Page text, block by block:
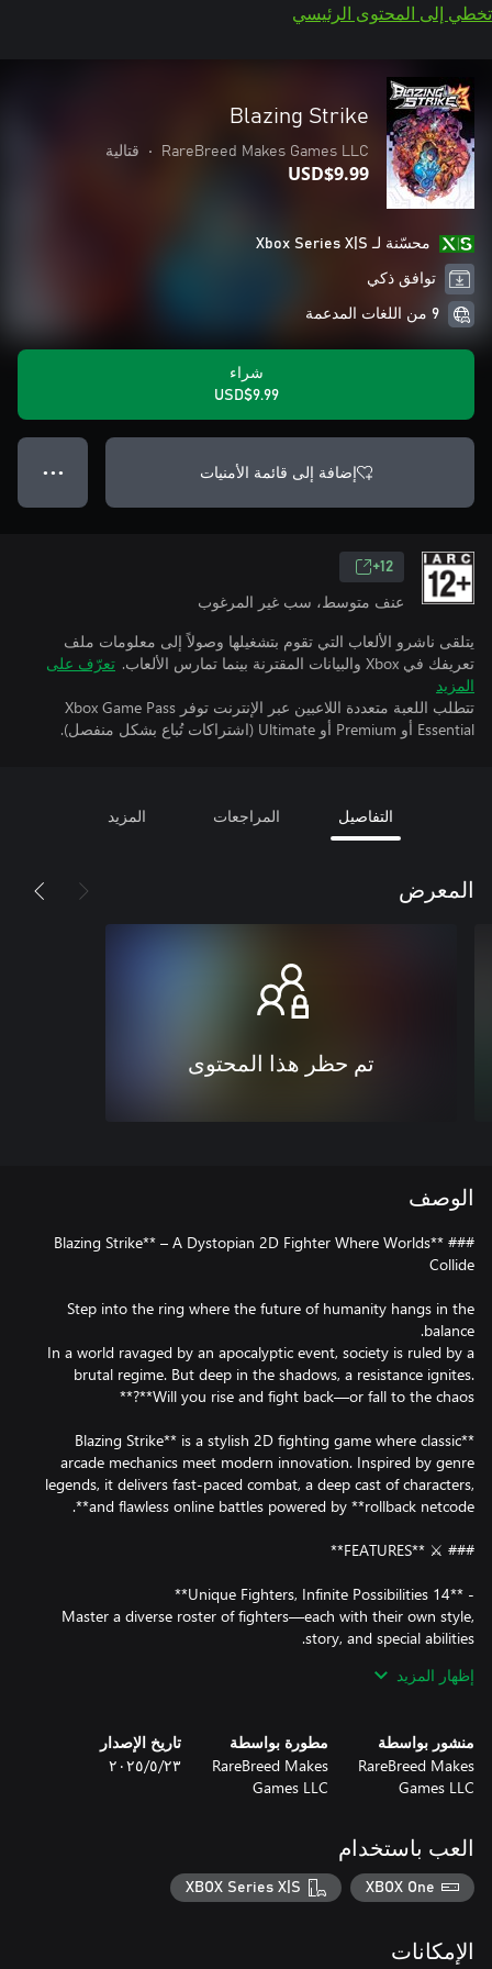
تخطي إلى المحتوى الرئيسي
Blazing Strike
RareBreed Makes Games LLC
• قتالية
USD$9.99
محسّنة لـ Xbox Series X|S
توافق ذكي
9 من اللغات المدعمة
شراء
USD$9.99
إضافة إلى قائمة الأمنيات ● ● ●
12+
عنف متوسط، سب غير المرغوب
يتلقى ناشرو الألعاب التي تقوم بتشغيلها وصولاً إلى معلومات ملف
تعريفك في Xbox والبيانات المقترنة بينما تمارس الألعاب.
تعرّف على
المزيد
تتطلب اللعبة متعددة اللاعبين عبر الإنترنت توفر Xbox Game Pass
Essential أو Premium أو Ultimate (اشتراكات تُباع بشكل منفصل).
التفاصيل المراجعات المزيد
المعرض
تم حظر هذا المحتوى
الوصف
### **Blazing Strike** – A Dystopian 2D Fighter Where Worlds
Step into the ring where the future of humanity hangs in the
In a world ravaged by an apocalyptic event, society is ruled by a
brutal regime. But deep in the shadows, a resistance ignites.
**Blazing Strike** is a stylish 2D fighting game where classic
arcade mechanics meet modern innovation. Inspired by genre
legends, it delivers fast-paced combat, a deep cast of characters,
Master a diverse roster of fighters—each with their own style,
crumbling world. Challenge the regime, uncover secrets, and
إظهار المزيد
منشور بواسطة
RareBreed Makes
Games LLC
مطورة بواسطة
RareBreed Makes
Games LLC
تاريخ الإصدار
٢٣‏/٥‏/٢٠٢٥
العب باستخدام
XBOX One
XBOX Series X|S
الإمكانات